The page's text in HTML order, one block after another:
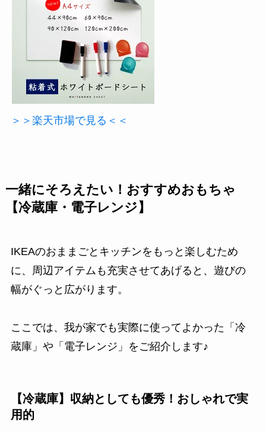
＞＞楽天市場で見る＜＜
一緒にそろえたい！おすすめおもちゃ
【冷蔵庫・電子レンジ】
IKEAのおままごとキッチンをもっと楽しむため
に、周辺アイテムも充実させてあげると、遊びの
幅がぐっと広がります。
ここでは、我が家でも実際に使ってよかった「冷
蔵庫」や「電子レンジ」をご紹介します♪
【冷蔵庫】収納としても優秀！おしゃれで実
用的